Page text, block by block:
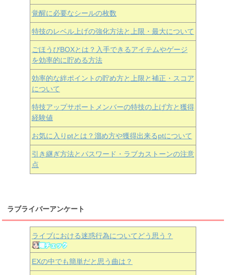
覚醒に必要なシールの枚数
特技のレベル上げの強化方法と上限・最大について
ごほうびBOXとは？入手できるアイテムやゲージ
を効率的に貯める方法
効率的な絆ポイントの貯め方と上限と補正・スコア
について
特技アップサポートメンバーの特技の上げ方と獲得
経験値
お気に入りptとは？溜め方や獲得出来るptについて
引き継ぎ方法とパスワード・ラブカストーンの注意
点
ラブライバーアンケート
ライブにおける迷惑行為についてどう思う？
EXの中でも簡単だと思う曲は？